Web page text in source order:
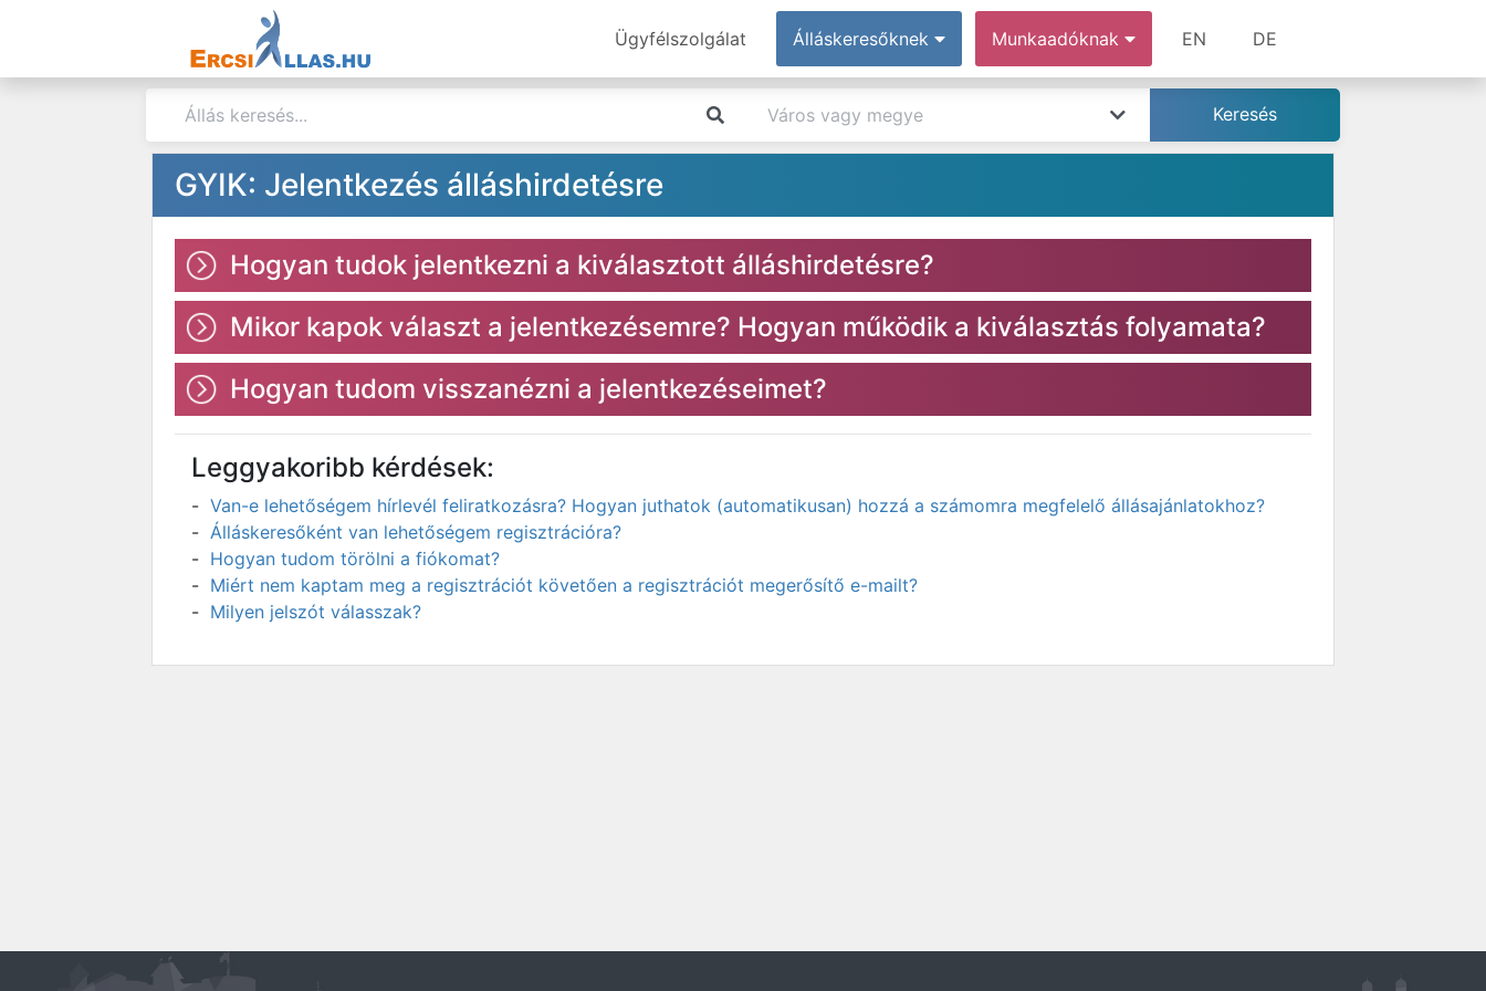
Ügyfélszolgálat Álláskeresőknek Munkaadóknak EN DE
GYIK: Jelentkezés álláshirdetésre
Hogyan tudok jelentkezni a kiválasztott álláshirdetésre?
Mikor kapok választ a jelentkezésemre? Hogyan működik a kiválasztás folyamata?
Hogyan tudom visszanézni a jelentkezéseimet?
Leggyakoribb kérdések:
Van-e lehetőségem hírlevél feliratkozásra? Hogyan juthatok (automatikusan) hozzá a számomra megfelelő állásajánlatokhoz?
Álláskeresőként van lehetőségem regisztrációra?
Hogyan tudom törölni a fiókomat?
Miért nem kaptam meg a regisztrációt követően a regisztrációt megerősítő e-mailt?
Milyen jelszót válasszak?